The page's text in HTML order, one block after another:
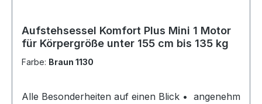
1550 cm bis 170 cm Belastbarkeit: 160 kg
Aufstehsessel Komfort Plus Mini 1 Motor
für Körpergröße unter 155 cm bis 135 kg
Farbe: Braun 1130
Alle Besonderheiten auf einen Blick • angenehm